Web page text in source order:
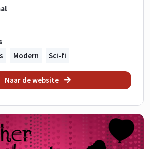
Modern Sci-fi
Naar de website